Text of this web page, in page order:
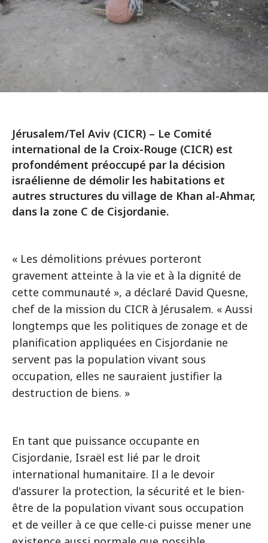
Jérusalem/Tel Aviv (CICR) – Le Comité
international de la Croix-Rouge (CICR) est
profondément préoccupé par la décision
israélienne de démolir les habitations et
autres structures du village de Khan al-Ahmar,
dans la zone C de Cisjordanie.
« Les démolitions prévues porteront
gravement atteinte à la vie et à la dignité de
cette communauté », a déclaré David Quesne,
chef de la mission du CICR à Jérusalem. « Aussi
longtemps que les politiques de zonage et de
planification appliquées en Cisjordanie ne
servent pas la population vivant sous
occupation, elles ne sauraient justifier la
destruction de biens. »
En tant que puissance occupante en
Cisjordanie, Israël est lié par le droit
international humanitaire. Il a le devoir
d'assurer la protection, la sécurité et le bien-
être de la population vivant sous occupation
et de veiller à ce que celle-ci puisse mener une